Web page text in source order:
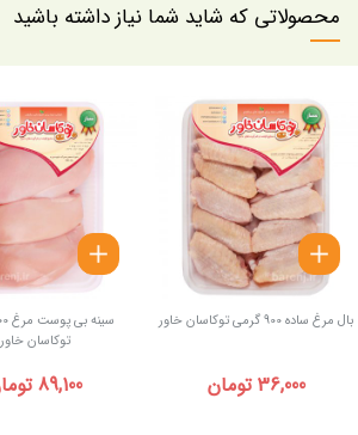
محصولاتی که شاید شما نیاز داشته باشید
بال مرغ ساده 900 گرمی توکاسان خاور
36,000 تومان
توکاسان خاور
89,100 تومان